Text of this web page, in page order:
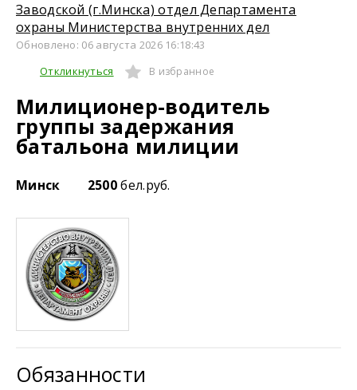
Заводской (г.Минска) отдел Департамента
охраны Министерства внутренних дел
Обновлено: 06 августа 2026 16:18:43
Откликнуться
В избранное
Милиционер-водитель
группы задержания
батальона милиции
Минск 2500бел.руб.
Обязанности